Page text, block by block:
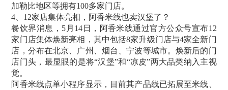
加勒比地区等拥有100多家门店。
4、12家店集体亮相，阿香米线也卖汉堡了？
餐饮界消息，5月14日，阿香米线通过官方公众号宣布12
家门店集体焕新亮相，其中包括8家升级门店与4家全新门
店，分布在北京、广州、烟台、宁波等城市。焕新后的门
店门头，最显眼的是将“汉堡”和“凉皮”两大品类纳入主视
觉。
阿香米线点单小程序显示，目前其产品线已拓展至米线、